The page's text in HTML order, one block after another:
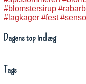
Dagens top indlæg
Tags